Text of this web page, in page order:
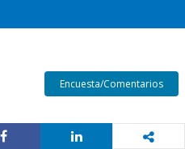
Encuesta/Comentarios